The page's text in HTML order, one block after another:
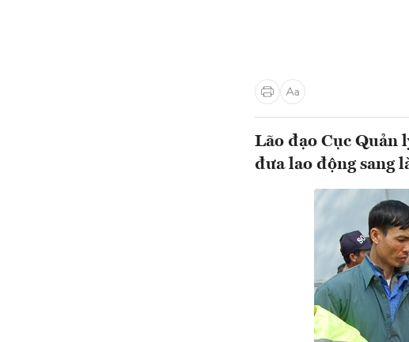
Lão đạo Cục Quản
đưa lao động sang